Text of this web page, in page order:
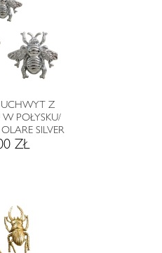
UCHWYT Z
POŁYSKU/
SILVER
ZŁ